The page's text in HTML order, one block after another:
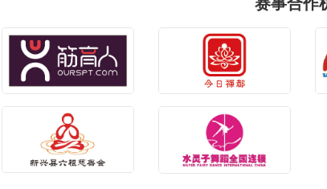
赛事合作